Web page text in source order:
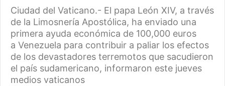
Ciudad del Vaticano.- El papa León XIV, a través
de la Limosnería Apostólica, ha enviado una
primera ayuda económica de 100,000 euros
a Venezuela para contribuir a paliar los efectos
de los devastadores terremotos que sacudieron
el país sudamericano, informaron este jueves
medios vaticanos